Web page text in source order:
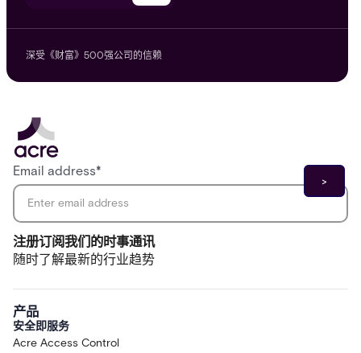
深受《财富》500强公司的信赖
注册订阅我们的时事通讯
随时了解最新的行业趋势
Email address*
产品
安全即服务
Acre Access Control